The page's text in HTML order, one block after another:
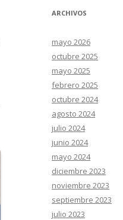
ARCHIVOS
mayo 2026
octubre 2025
mayo 2025
febrero 2025
octubre 2024
agosto 2024
julio 2024
junio 2024
mayo 2024
diciembre 2023
noviembre 2023
septiembre 2023
julio 2023